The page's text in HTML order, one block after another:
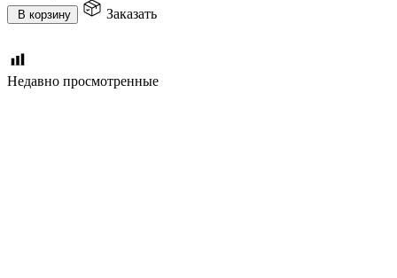
В корзину Заказать
Недавно просмотренные